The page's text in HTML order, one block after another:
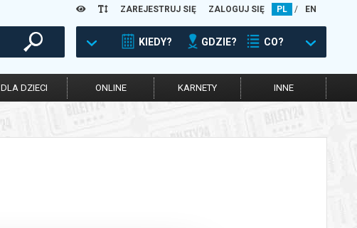
ZAREJESTRUJ SIĘ ZALOGUJ SIĘ PL / EN
KIEDY? GDZIE? CO?
DLA DZIECI ONLINE KARNETY INNE